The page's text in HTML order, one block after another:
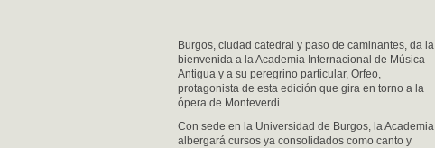
Burgos, ciudad catedral y paso de caminantes, da la
bienvenida a la Academia Internacional de Música
Antigua y a su peregrino particular, Orfeo,
protagonista de esta edición que gira en torno a la
ópera de Monteverdi.
Con sede en la Universidad de Burgos, la Academia
albergará cursos ya consolidados como canto y